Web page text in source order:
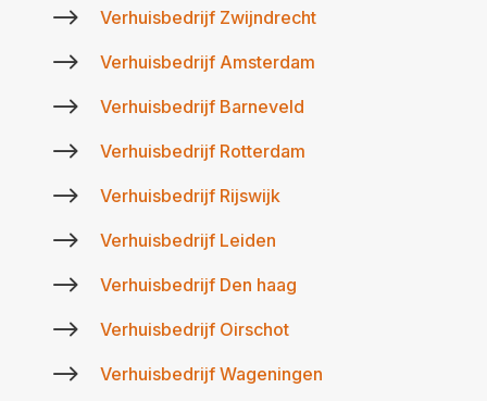
$ Verhuisbedrijf Zwijndrecht
$ Verhuisbedrijf Amsterdam
$ Verhuisbedrijf Barneveld
$ Verhuisbedrijf Rotterdam
$ Verhuisbedrijf Rijswijk
$ Verhuisbedrijf Leiden
$ Verhuisbedrijf Den haag
$ Verhuisbedrijf Oirschot
$ Verhuisbedrijf Wageningen